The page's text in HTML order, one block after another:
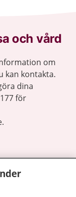
och vård
om
kan kontakta.
dina
för